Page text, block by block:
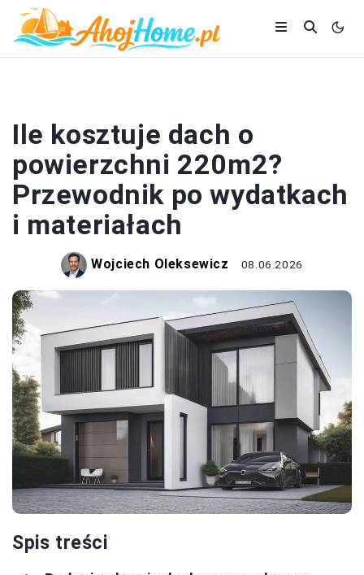
Ile kosztuje dach o
powierzchni 220m2?
Przewodnik po wydatkach
i materiałach
Wojciech Oleksewicz 08.06.2026
Spis treści